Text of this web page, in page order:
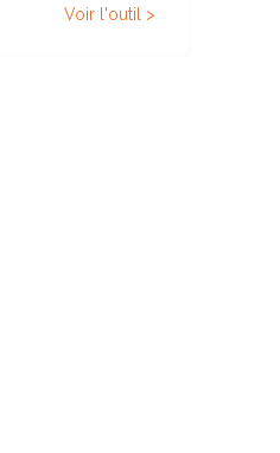
vivantes
d’énergie ou en
ressources. En
de la nature,
Voir l'outil >